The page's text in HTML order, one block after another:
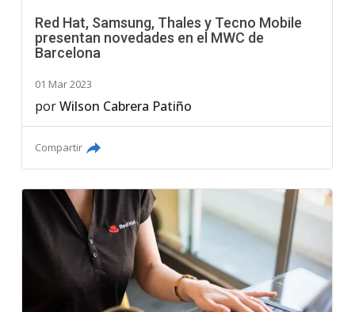
Red Hat, Samsung, Thales y Tecno Mobile
presentan novedades en el MWC de
Barcelona
01 Mar 2023
porWilson Cabrera Patiño
Compartir